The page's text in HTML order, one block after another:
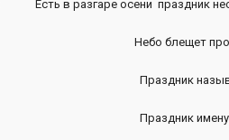
Есть в разгаре осени праздник
Небо блещет
Праздник
Праздник